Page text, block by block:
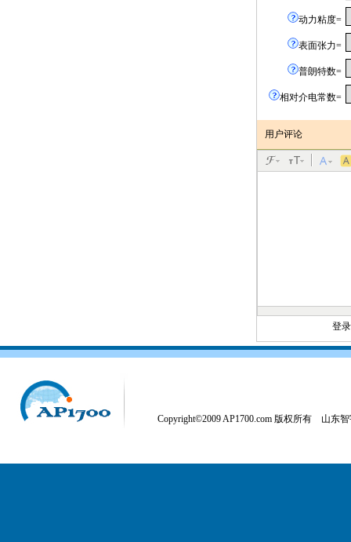
动力粘度=
表面张力=
普朗特数=
相对介电常数=
用户评论
登
Copyright©2009 AP1700.com 版权所有 山东